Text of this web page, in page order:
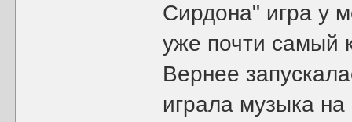
Сирдона" игра у
уже почти самый
Вернее
играла музыка